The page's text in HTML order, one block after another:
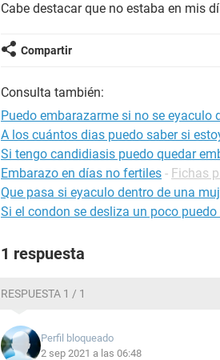
Cabe destacar que no estaba en mis
Compartir
Consulta también:
Puedo embarazarme si no se eyaculo
A los cuántos dias puedo saber si
Si tengo candidiasis puedo quedar
Embarazo en días no fertiles - Fichas
Que pasa si eyaculo dentro de una
Si el condon se desliza un poco
1 respuesta
RESPUESTA 1 / 1
Perfil bloqueado
2 sep 2021 a las 06:48